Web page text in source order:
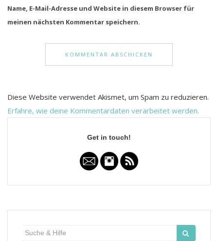
Name, E-Mail-Adresse und Website in diesem Browser für
meinen nächsten Kommentar speichern.
Diese Website verwendet Akismet, um Spam zu reduzieren.
Erfahre, wie deine Kommentardaten verarbeitet werden.
Get in touch!